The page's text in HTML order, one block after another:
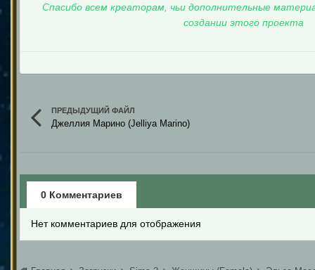
Спасибо всем креаторам, чьи дополнительные
создании этого проекта
ПРЕДЫДУЩИЙ ФАЙЛ
Джеллия Марино (Jelliya Marino)
0 Комментариев
Нет комментариев для отображения